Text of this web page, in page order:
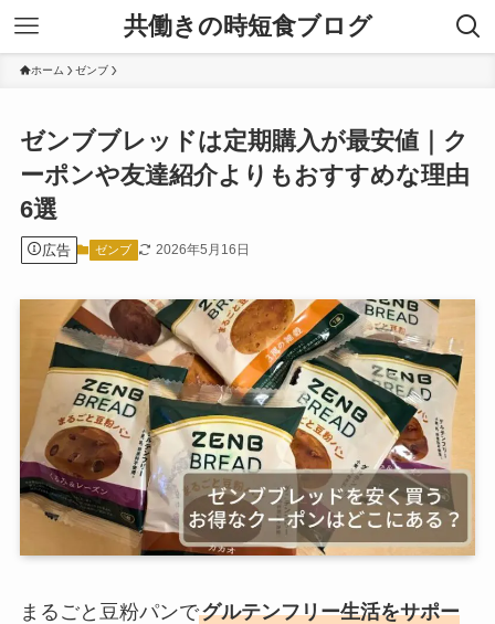
共働きの時短食ブログ
ホーム ゼンブ
ゼンブブレッドは定期購入が最安値｜ク
ーポンや友達紹介よりもおすすめな理由
6選
広告 ゼンブ 2026年5月16日
まるごと豆粉パンでグルテンフリー生活をサポー